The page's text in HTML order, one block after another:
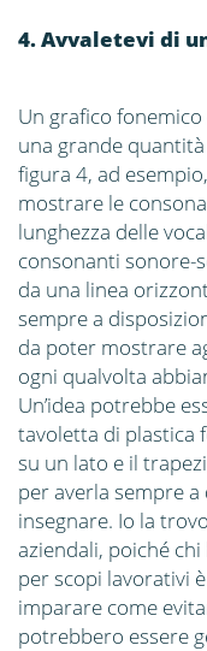
4. Avvaletevi di
Un grafico fonemico
una grande
figura 4, ad
mostrare le
lunghezza delle
consonanti sonore-
da una linea
sempre a
da poter mostrare
ogni qualvolta
Un’idea potrebbe
tavoletta di plastica
su un lato e il
per averla sempre
insegnare. Io la
aziendali, poiché chi
per scopi lavorativi
imparare come
potrebbero essere